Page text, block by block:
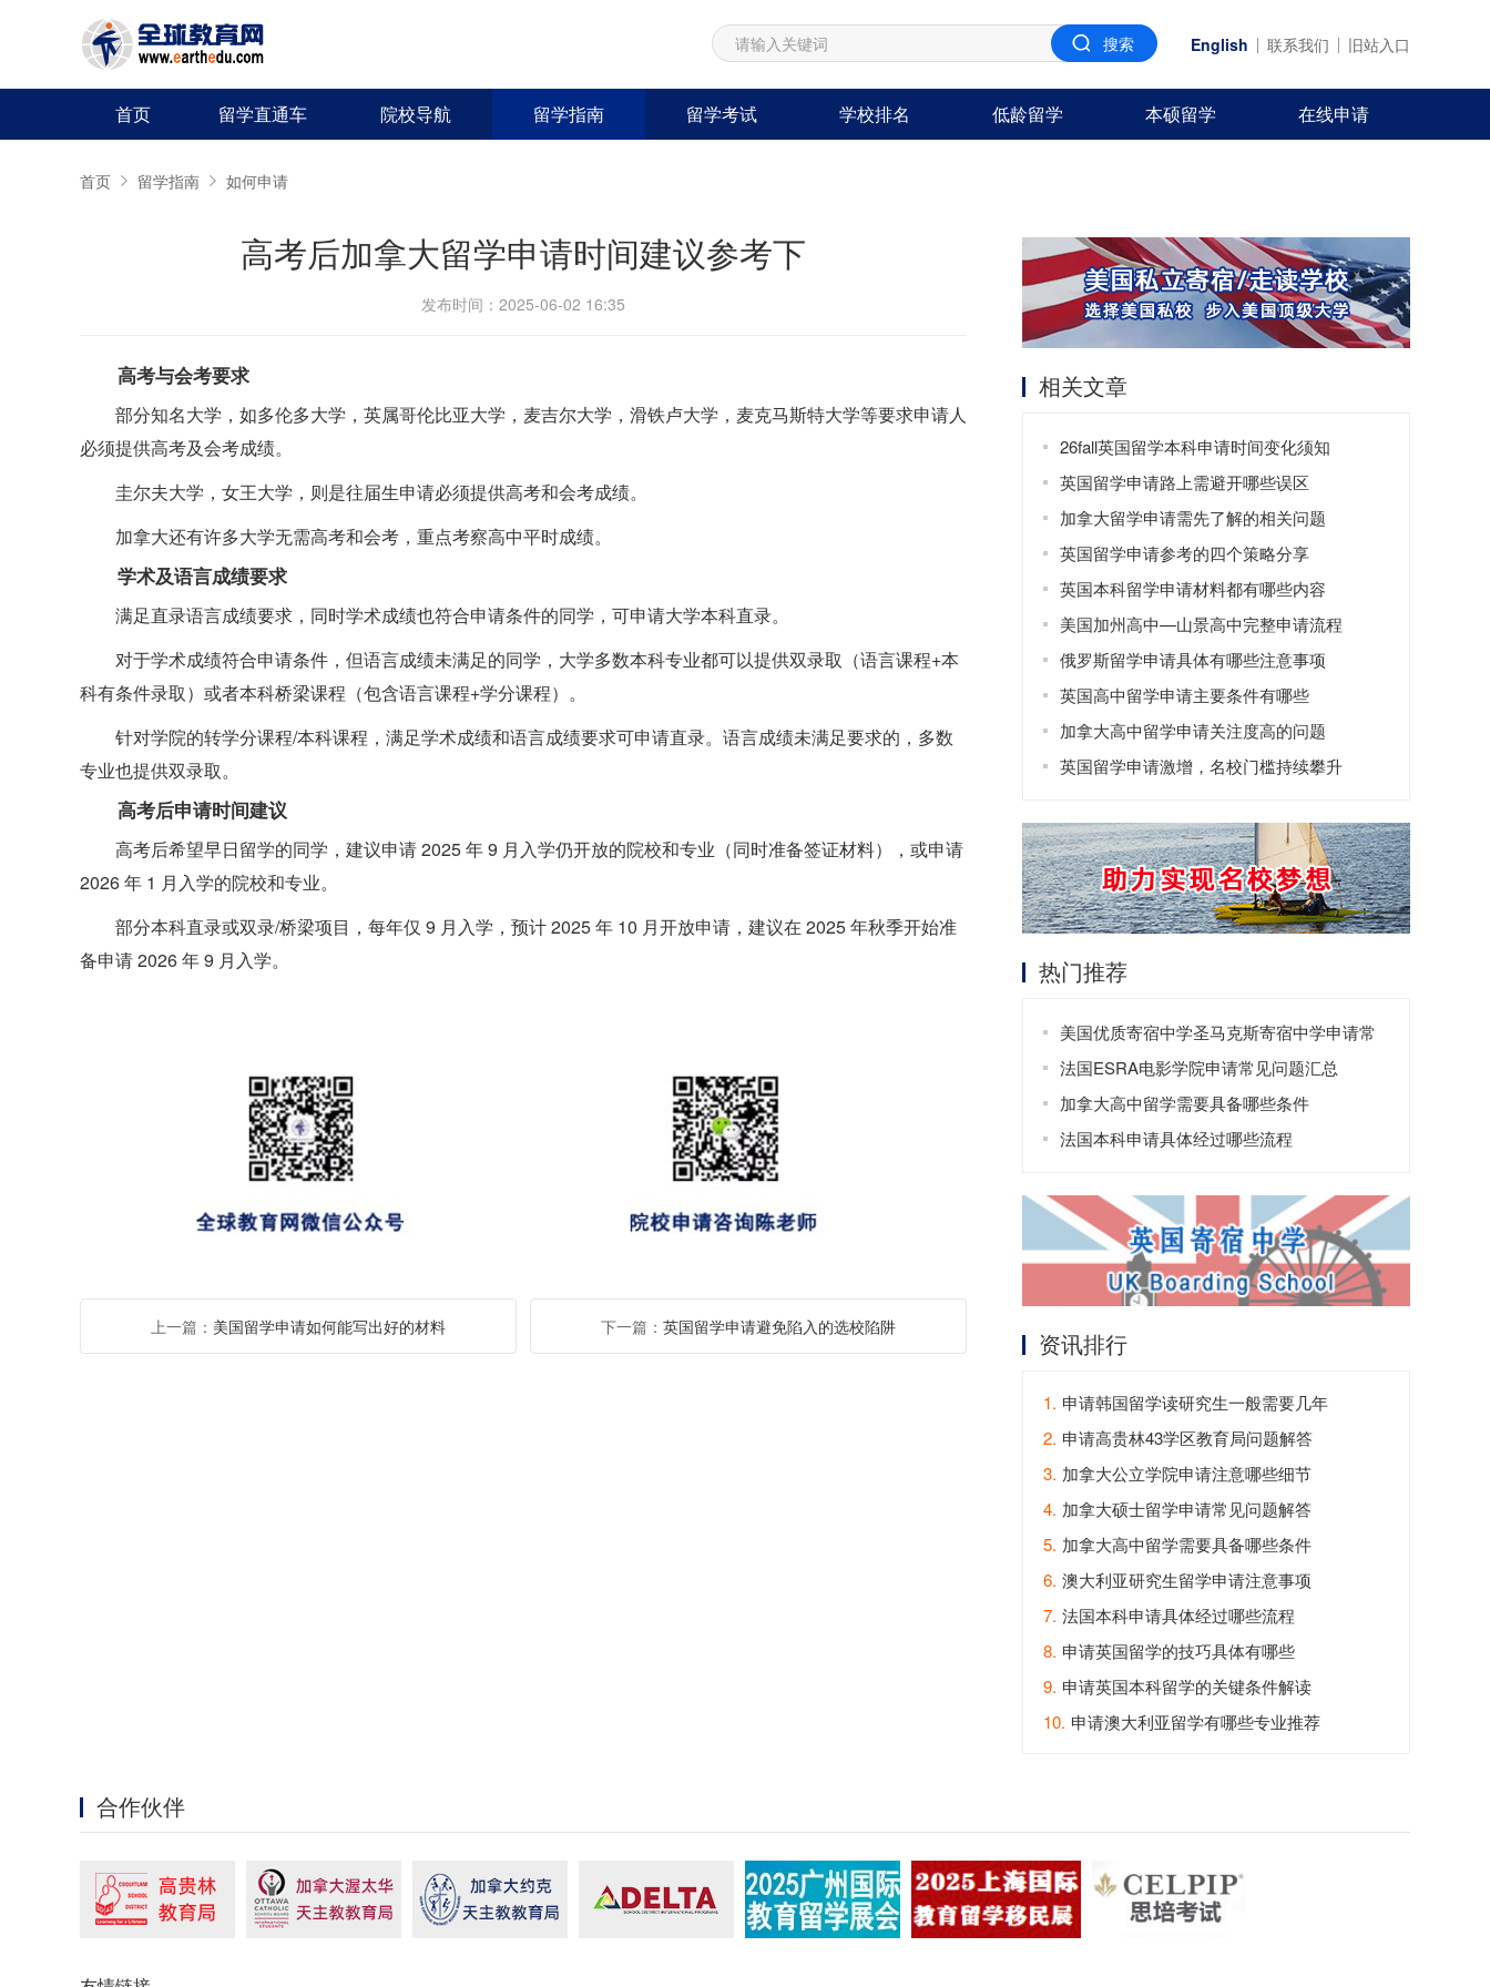
English 联系我们 旧站入口
首页 留学直通车 院校导航 留学指南 留学考试 学校排名 低龄留学 本硕留学 在线申请
首页 留学指南 如何申请
高考后加拿大留学申请时间建议参考下
发布时间：2025-06-02 16:35
高考与会考要求
部分知名大学，如多伦多大学，英属哥伦比亚大学，麦吉尔大学，滑铁卢大学，麦克马斯特大学等要求申请人
必须提供高考及会考成绩。
圭尔夫大学，女王大学，则是往届生申请必须提供高考和会考成绩。
加拿大还有许多大学无需高考和会考，重点考察高中平时成绩。
学术及语言成绩要求
满足直录语言成绩要求，同时学术成绩也符合申请条件的同学，可申请大学本科直录。
对于学术成绩符合申请条件，但语言成绩未满足的同学，大学多数本科专业都可以提供双录取（语言课程+本
科有条件录取）或者本科桥梁课程（包含语言课程+学分课程）。
针对学院的转学分课程/本科课程，满足学术成绩和语言成绩要求可申请直录。语言成绩未满足要求的，多数
专业也提供双录取。
高考后申请时间建议
高考后希望早日留学的同学，建议申请 2025 年 9 月入学仍开放的院校和专业（同时准备签证材料），或申请
2026 年 1 月入学的院校和专业。
部分本科直录或双录/桥梁项目，每年仅 9 月入学，预计 2025 年 10 月开放申请，建议在 2025 年秋季开始准
备申请 2026 年 9 月入学。
上一篇： 美国留学申请如何能写出好的材料 下一篇： 英国留学申请避免陷入的选校陷阱
相关文章
26fall英国留学本科申请时间变化须知
英国留学申请路上需避开哪些误区
加拿大留学申请需先了解的相关问题
英国留学申请参考的四个策略分享
英国本科留学申请材料都有哪些内容
美国加州高中—山景高中完整申请流程
俄罗斯留学申请具体有哪些注意事项
英国高中留学申请主要条件有哪些
加拿大高中留学申请关注度高的问题
英国留学申请激增，名校门槛持续攀升
热门推荐
美国优质寄宿中学圣马克斯寄宿中学申请常
见问题
法国ESRA电影学院申请常见问题汇总
加拿大高中留学需要具备哪些条件
法国本科申请具体经过哪些流程
资讯排行
1. 申请韩国留学读研究生一般需要几年
2. 申请高贵林43学区教育局问题解答
3. 加拿大公立学院申请注意哪些细节
4. 加拿大硕士留学申请常见问题解答
5. 加拿大高中留学需要具备哪些条件
6. 澳大利亚研究生留学申请注意事项
7. 法国本科申请具体经过哪些流程
8. 申请英国留学的技巧具体有哪些
9. 申请英国本科留学的关键条件解读
10. 申请澳大利亚留学有哪些专业推荐
合作伙伴